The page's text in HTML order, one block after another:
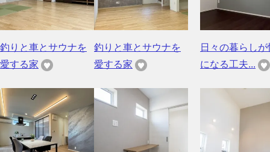
釣りと車とサウナを
愛する家
釣りと車とサウナを
愛する家
日々の暮らしが
になる工夫...